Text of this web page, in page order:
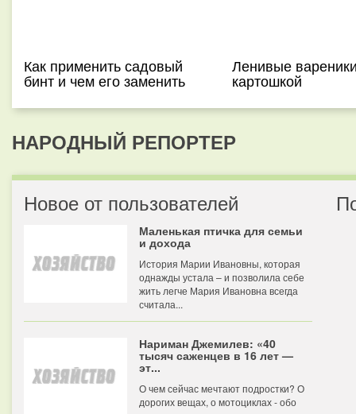
Как применить садовый
бинт и чем его заменить
Ленивые
картошкой
НАРОДНЫЙ РЕПОРТЕР
Новое от пользователей
Маленькая птичка для семьи
и дохода
История Марии Ивановны, которая
однажды устала – и позволила себе
жить легче Мария Ивановна всегда
считала...
Нариман Джемилев: «40
тысяч саженцев в 16 лет —
эт...
О чем сейчас мечтают подростки? О
дорогих вещах, о мотоциклах - обо